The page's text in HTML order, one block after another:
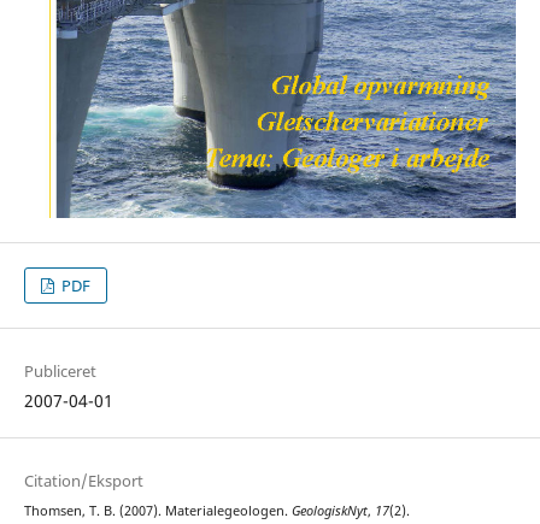
PDF
Publiceret
2007-04-01
Citation/Eksport
Thomsen, T. B. (2007). Materialegeologen. GeologiskNyt, 17(2).